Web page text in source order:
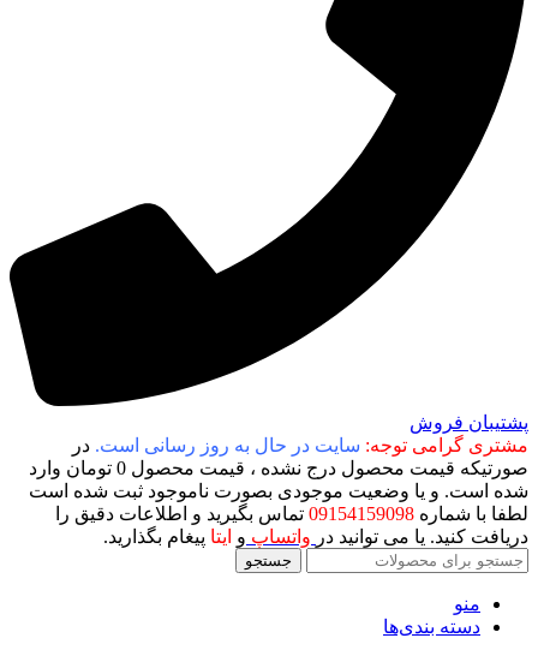
پشتیبان فروش
مشتری گرامی توجه: سایت در حال به روز رسانی است. در
صورتیکه قیمت محصول درج نشده ، قیمت محصول 0 تومان وارد
شده است. و یا وضعیت موجودی بصورت ناموجود ثبت شده است
لطفا با شماره 09154159098 تماس بگیرید و اطلاعات دقیق را
دریافت کنید. یا می توانید در واتساپ و ایتا پیغام بگذارید.
جستجو
منو
دسته بندی‌ها